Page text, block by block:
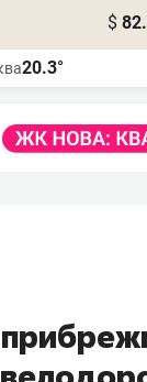
$
20.3°